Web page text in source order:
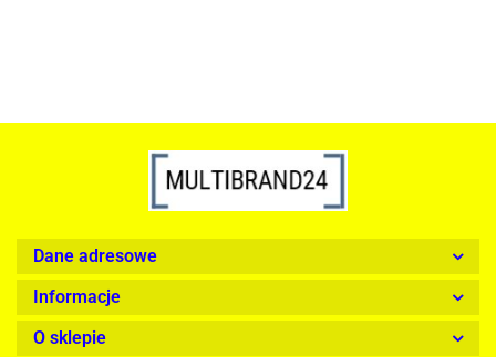
Dane adresowe
Informacje
O sklepie